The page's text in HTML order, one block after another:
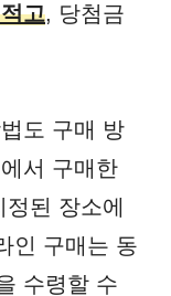
고, 당첨금
도 구매 방
서 구매한
된 장소에
인 구매는 동
수령할 수